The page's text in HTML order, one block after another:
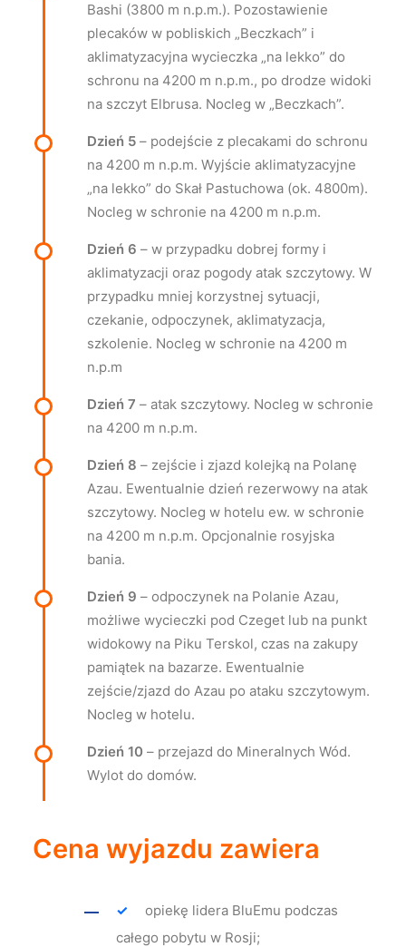
Bashi (3800 m n.p.m.). Pozostawienie
plecaków w pobliskich „Beczkach” i
aklimatyzacyjna wycieczka „na lekko” do
schronu na 4200 m n.p.m., po drodze widoki
na szczyt Elbrusa. Nocleg w „Beczkach”.
Dzień 5 – podejście z plecakami do schronu
na 4200 m n.p.m. Wyjście aklimatyzacyjne
„na lekko” do Skał Pastuchowa (ok. 4800m).
Nocleg w schronie na 4200 m n.p.m.
Dzień 6 – w przypadku dobrej formy i
aklimatyzacji oraz pogody atak szczytowy. W
przypadku mniej korzystnej sytuacji,
czekanie, odpoczynek, aklimatyzacja,
szkolenie. Nocleg w schronie na 4200 m
n.p.m
Dzień 7 – atak szczytowy. Nocleg w schronie
na 4200 m n.p.m.
Dzień 8 – zejście i zjazd kolejką na Polanę
Azau. Ewentualnie dzień rezerwowy na atak
szczytowy. Nocleg w hotelu ew. w schronie
na 4200 m n.p.m. Opcjonalnie rosyjska
bania.
Dzień 9 – odpoczynek na Polanie Azau,
możliwe wycieczki pod Czeget lub na punkt
widokowy na Piku Terskol, czas na zakupy
pamiątek na bazarze. Ewentualnie
zejście/zjazd do Azau po ataku szczytowym.
Nocleg w hotelu.
Dzień 10 – przejazd do Mineralnych Wód.
Wylot do domów.
Cena wyjazdu zawiera
opiekę lidera BluEmu podczas
całego pobytu w Rosji;